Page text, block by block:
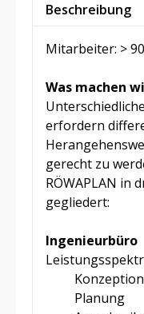
Beschreibung
Mitarbeiter: > 90
Was machen
erfordern
gerecht zu
RÖWAPLAN in
gegliedert:
Ingenieurbüro
Konzeption
Planung